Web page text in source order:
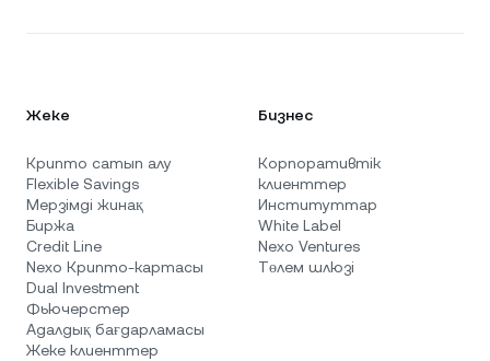
Жеке
Крипто сатып алу
Flexible Savings
Мерзімді жинақ
Биржа
Credit Line
Nexo Крипто-картасы
Dual Investment
Фьючерстер
Адалдық бағдарламасы
Жеке клиенттер
Бизнес
Корпоративтік
клиенттер
Институттар
White Label
Nexo Ventures
Төлем шлюзі